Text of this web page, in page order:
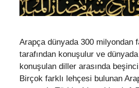
Arapça dünyada 300 milyondan
tarafından konuşulur ve
konuşulan diller arasında
Birçok farklı lehçesi bulunan